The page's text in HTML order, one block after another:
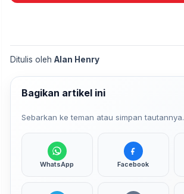
Ditulis oleh Alan Henry
Bagikan artikel ini
Sebarkan ke teman atau simpan tautannya.
WhatsApp Facebook